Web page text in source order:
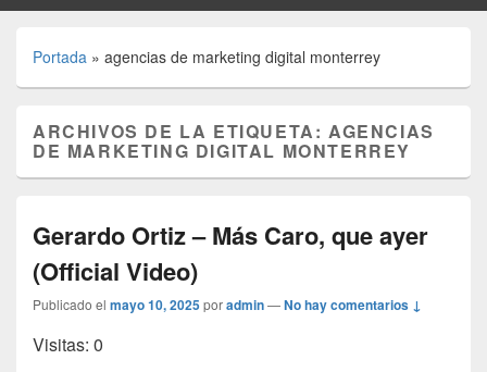
Portada » agencias de marketing digital monterrey
ARCHIVOS DE LA ETIQUETA:AGENCIAS
DE MARKETING DIGITAL MONTERREY
Gerardo Ortiz – Más Caro, que ayer
(Official Video)
Publicado el mayo 10, 2025poradmin—No hay comentarios ↓
Visitas: 0